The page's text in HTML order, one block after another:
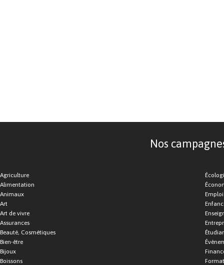
Nos
Agriculture
Alimentation
Animaux
Art
Art de vivre
Assurances
Beauté, Cosmétiques
Bien-être
Bijoux
Boissons
Emploi